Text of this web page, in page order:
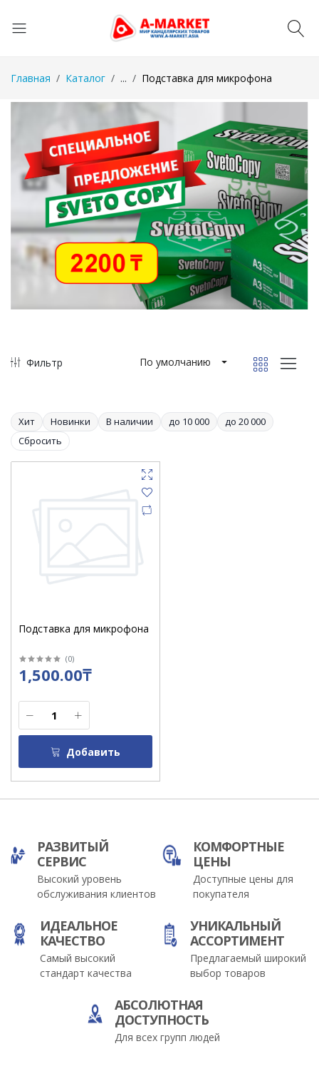
Главная Каталог ... Подставка для микрофона
Фильтр По умолчанию
Хит Новинки В наличии до 10 000
до 20 000
Сбросить
Подставка для микрофона
(0)
1,500.00₸
Добавить
РАЗВИТЫЙ
СЕРВИС
Высокий уровень
обслуживания клиентов
КОМФОРТНЫЕ
ЦЕНЫ
Доступные цены для
покупателя
ИДЕАЛЬНОЕ
КАЧЕСТВО
Самый высокий
стандарт качества
УНИКАЛЬНЫЙ
АССОРТИМЕНТ
Предлагаемый широкий
выбор товаров
АБСОЛЮТНАЯ
ДОСТУПНОСТЬ
Для всех групп людей